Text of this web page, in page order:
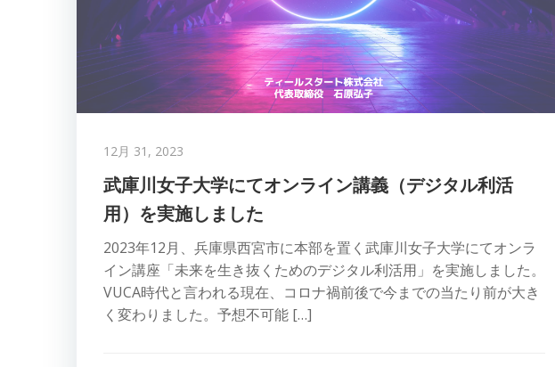
12月 31, 2023
武庫川女子大学にてオンライン講義（デジタル利活
用）を実施しました
2023年12月、兵庫県西宮市に本部を置く武庫川女子大学にてオンラ
イン講座「未来を生き抜くためのデジタル利活用」を実施しました。
VUCA時代と言われる現在、コロナ禍前後で今までの当たり前が大き
く変わりました。予想不可能 […]